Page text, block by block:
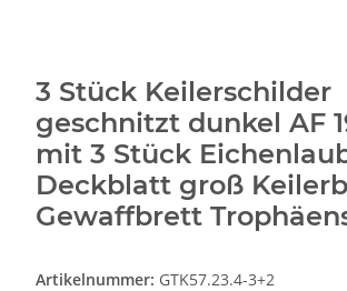
3 Stück Keilerschilder
geschnitzt dunkel AF
mit 3 Stück
Deckblatt groß
Gewaffbrett
Artikelnummer: GTK57.23.4-3+2